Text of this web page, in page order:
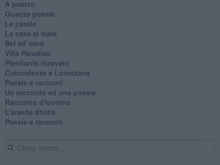
A pranzo
Quattro poesie
Le parole
La casa al mare
Bel mi' morì
Villa Paradiso
Plenilunio ritrovato
Coincidenze e Lorenzana
Poesie e racconti
Un racconto ed una poesia
Racconto d'inverno
​L'arsella divina
Poesie e racconti